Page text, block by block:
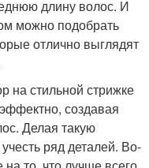
длину волос. И
можно подобрать
отлично выглядят
на стильной стрижке
создавая
Делая такую
ряд деталей. Во-